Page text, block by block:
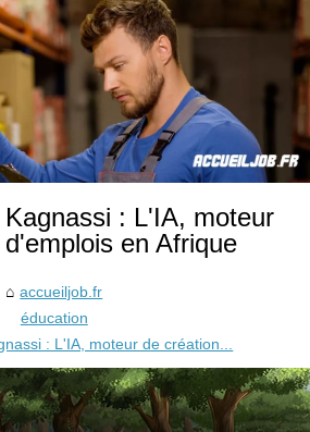
: L'IA, moteur
en Afrique
accueiljob.fr
éducation
: L'IA, moteur de création...